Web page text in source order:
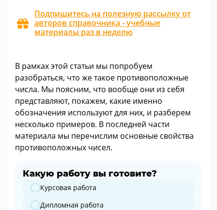
Подпишитесь на полезную рассылку от
авторов справочника - учебные
материалы раз в неделю
В рамках этой статьи мы попробуем
разобраться, что же такое противоположные
числа. Мы поясним, что вообще они из себя
представляют, покажем, какие именно
обозначения используют для них, и разберем
несколько примеров. В последней части
материала мы перечислим основные свойства
противоположных чисел.
Какую работу вы готовите?
Какую работу вы готовите?
Курсовая работа
Дипломная работа